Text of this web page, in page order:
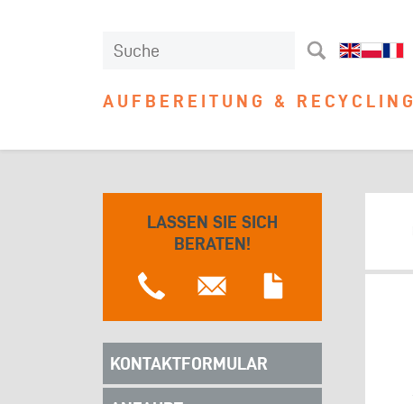
AUFBEREITUNG & RECYCLING
KONTAKTFORMULAR
LASSEN SIE SICH
BERATEN!